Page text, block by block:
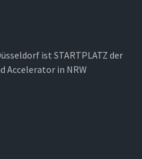
ist STARTPLATZ der
Accelerator in NRW